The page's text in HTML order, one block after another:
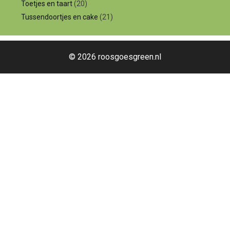
Toetjes en taart(20)
Tussendoortjes en cake (21)
© 2026 roosgoesgreen.nl